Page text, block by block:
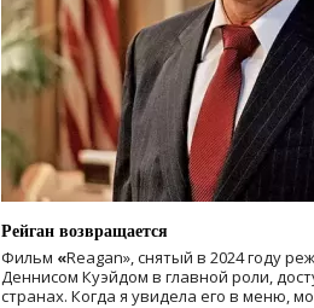
Рейган возвращается
Фильм «Reagan», снятый в 2024 году
Деннисом Куэйдом в главной роли,
странах. Когда я увидела его в меню,